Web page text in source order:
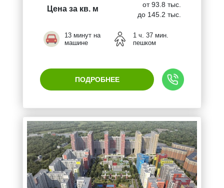
Цена за кв. м
от 93.8 тыс.
до 145.2 тыс.
13 минут на
машине
1 ч. 37 мин.
пешком
ПОДРОБНЕЕ